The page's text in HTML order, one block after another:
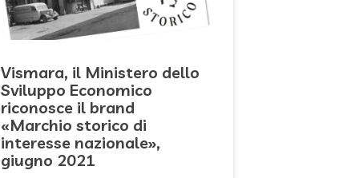
Vismara, il Ministero dello
Sviluppo Economico
riconosce il brand
«Marchio storico di
interesse nazionale»,
giugno 2021